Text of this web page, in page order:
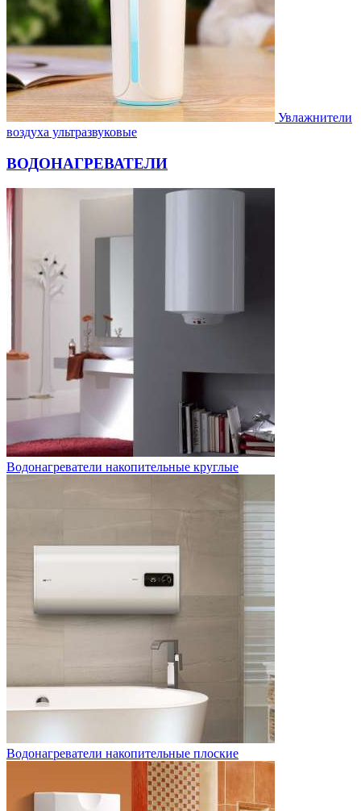
Увлажнители
воздуха ультразвуковые
ВОДОНАГРЕВАТЕЛИ
Водонагреватели накопительные круглые
Водонагреватели накопительные плоские